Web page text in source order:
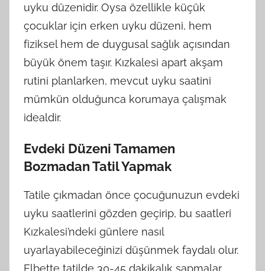
uyku düzenidir. Oysa özellikle küçük
çocuklar için erken uyku düzeni, hem
fiziksel hem de duygusal sağlık açısından
büyük önem taşır. Kızkalesi apart akşam
rutini planlarken, mevcut uyku saatini
mümkün olduğunca korumaya çalışmak
idealdir.
Evdeki Düzeni Tamamen
Bozmadan Tatil Yapmak
Tatile çıkmadan önce çocuğunuzun evdeki
uyku saatlerini gözden geçirip, bu saatleri
Kızkalesi’ndeki günlere nasıl
uyarlayabileceğinizi düşünmek faydalı olur.
Elbette tatilde 30-45 dakikalık sapmalar